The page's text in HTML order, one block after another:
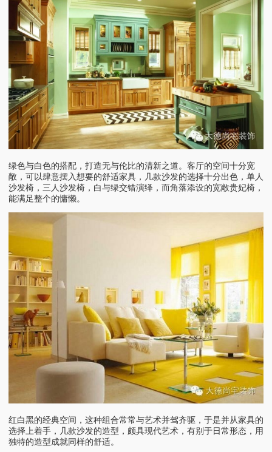
绿色与白色的搭配，打造无与伦比的清新之道。客厅的空间十分宽
敞，可以肆意摆入想要的舒适家具，几款沙发的选择十分出色，单人
沙发椅，三人沙发椅，白与绿交错演绎，而角落添设的宽敞贵妃椅，
能满足整个的慵懒。
红白黑的经典空间，这种组合常常与艺术并驾齐驱，于是并从家具的
选择上着手，几款沙发的造型，颇具现代艺术，有别于日常形态，用
独特的造型成就同样的舒适。